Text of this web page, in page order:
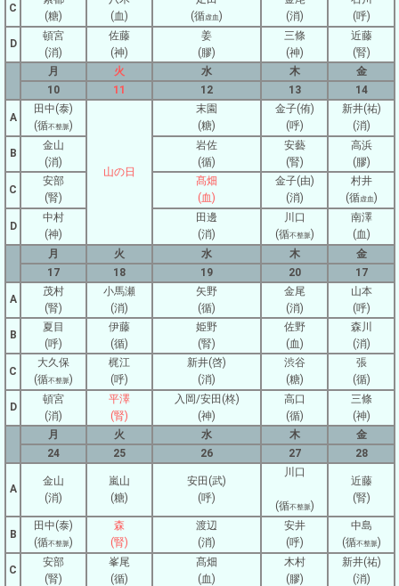
C
(糖)
(血)
(循虚血)
(消)
(呼)
D
頓宮
(消)
佐藤
(神)
姜
(膠)
三條
(神)
近藤
(腎)
月
火 水 木
金
10
11 12 13 14
A
田中(泰)
(循不整脈)
山の日
末園
(糖)
金子(侑)
(呼)
新井(祐)
(消)
B
金山
(消)
岩佐
(循)
安藝
(腎)
高浜
(膠)
C
安部
(腎)
髙畑
(血)
金子(由)
(消)
村井
(循虚血)
D
中村
(神)
田邊
(消)
川口
(循不整脈)
南澤
(血)
月
火 水 木
金
17
18 19 20 17
A
茂村
(腎)
小馬瀬
(消)
矢野
(循)
金尾
(消)
山本
(呼)
B
夏目
(呼)
伊藤
(循)
姫野
(腎)
佐野
(血)
森川
(消)
C
大久保
(循不整脈)
梶江
(呼)
新井(啓)
(消)
渋谷
(糖)
張
(循)
D
頓宮
(消)
平澤
(腎)
入岡/安田(柊)
(神)
高口
(循)
三條
(神)
月
火 水 木
金
24
25 26 27 28
A
金山
(消)
嵐山
(糖)
安田(武)
(呼)
川口
(循不整脈)
近藤
(腎)
B
田中(泰)
(循不整脈)
森
(腎)
渡辺
(消)
安井
(呼)
中島
(循不整脈)
C
安部
(腎)
峯尾
(循)
髙畑
(血)
木村
(膠)
新井(祐)
(消)